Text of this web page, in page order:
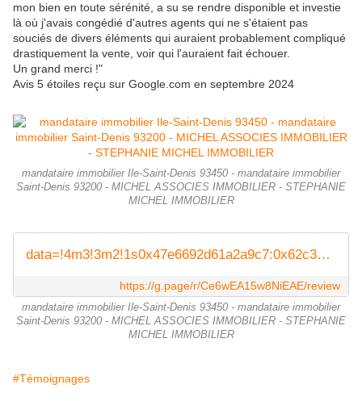
mon bien en toute sérénité, a su se rendre disponible et investie
là où j'avais congédié d'autres agents qui ne s'étaient pas
souciés de divers éléments qui auraient probablement compliqué
drastiquement la vente, voir qui l'auraient fait échouer.
Un grand merci !"
Avis 5 étoiles reçu sur Google.com en septembre 2024
mandataire immobilier Ile-Saint-Denis 93450 - mandataire immobilier
Saint-Denis 93200 - MICHEL ASSOCIES IMMOBILIER - STEPHANIE
MICHEL IMMOBILIER
data=!4m3!3m2!1s0x47e6692d61a2a9c7:0x62c3c3790d10b0ee!12e1
https://g.page/r/Ce6wEA15w8NiEAE/review
mandataire immobilier Ile-Saint-Denis 93450 - mandataire immobilier
Saint-Denis 93200 - MICHEL ASSOCIES IMMOBILIER - STEPHANIE
MICHEL IMMOBILIER
#Témoignages